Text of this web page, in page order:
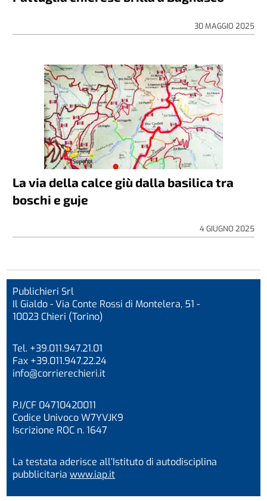
30 MAGGIO 2025
La via della calce giù dalla basilica tra
boschi e guje
4 GIUGNO 2025
Publichieri Srl
Il Gialdo - Via Conte Rossi di Montelera, 51 -
10023 Chieri (Torino)
Tel. +39.011.947.21.01
Fax +39.011.947.22.24
info@corrierechieri.it
P.I/CF 04710420011
Codice Univoco W7YVJK9
Iscrizione ROC n. 1647
La testata aderisce all’Istituto di autodisciplina
pubblicitariawww.iap.it